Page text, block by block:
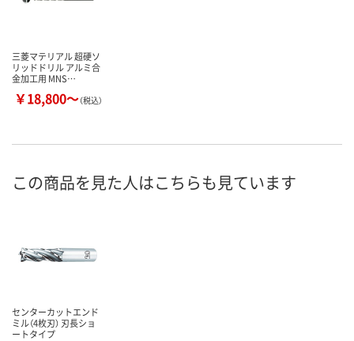
三菱マテリアル 超硬ソ
リッドドリル アルミ合
金加工用 MNS…
￥18,800～（税込）
この商品を見た人はこちらも見ています
センターカットエンド
ミル（4枚刃） 刃長ショ
ートタイプ